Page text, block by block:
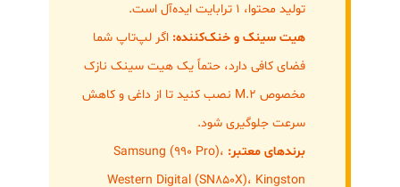
تولید محتوا، ۱ ترابایت ایده‌آل است.
هیت سینک و خنک‌کننده: اگر لپ‌تاپ شما
فضای کافی دارد، حتماً یک هیت سینک نازک
مخصوص M.2 نصب کنید تا از داغی و کاهش
سرعت جلوگیری شود.
برندهای معتبر: Samsung (990 Pro)،
Western Digital (SN850X)، Kingston